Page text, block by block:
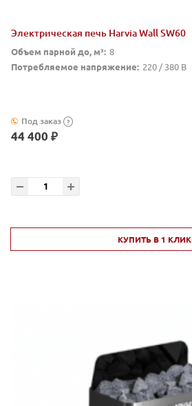
Электрическая печь Harvia Wall SW60
Объем парной до, м³: 8
Потребляемое напряжение: 220 / 380 В
Под заказ ?
44 400 ₽
КУПИТЬ В 1 КЛИК